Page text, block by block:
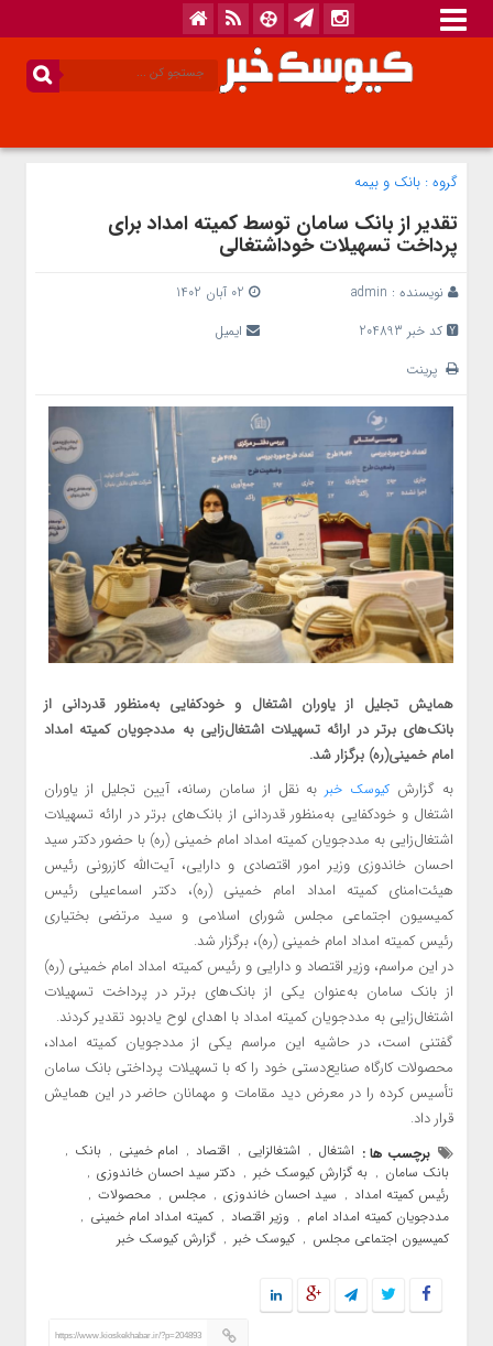
گروه : بانک‌ و بیمه
تقدیر از بانک سامان توسط کمیته امداد برای
پرداخت تسهیلات خوداشتغالی
نویسنده : admin
کد خبر 204893
ایمیل
پرینت
همایش تجلیل از یاوران اشتغال و خودکفایی به‌منظور قدردانی از
بانک‌های برتر در ارائه تسهیلات اشتغال‌زایی به مددجویان کمیته امداد
امام خمینی(ره) برگزار شد.
به گزارش کیوسک خبر به نقل از سامان رسانه، آیین تجلیل از یاوران
اشتغال و خودکفایی به‌منظور قدردانی از بانک‌های برتر در ارائه تسهیلات
اشتغال‌زایی به مددجویان کمیته امداد امام خمینی (ره) با حضور دکتر سید
احسان خاندوزی وزیر امور اقتصادی و دارایی، آیت‌الله کازرونی رئیس
هیئت‌امنای کمیته امداد امام خمینی (ره)، دکتر اسماعیلی رئیس
کمیسیون اجتماعی مجلس شورای اسلامی و سید مرتضی بختیاری
رئیس کمیته امداد امام خمینی (ره)، برگزار شد.
در این مراسم، وزیر اقتصاد و دارایی و رئیس کمیته امداد امام خمینی (ره)
از بانک سامان به‌عنوان یکی از بانک‌های برتر در پرداخت تسهیلات
اشتغال‌زایی به مددجویان کمیته امداد با اهدای لوح یادبود تقدیر کردند.
گفتنی است، در حاشیه این مراسم یکی از مددجویان کمیته امداد،
محصولات کارگاه صنایع‌دستی خود را که با تسهیلات پرداختی بانک سامان
تأسیس کرده را در معرض دید مقامات و مهمانان حاضر در این همایش
قرار داد.
برچسب ها : اشتغال , اشتغالزایی , اقتصاد , امام خمینی , بانک ,
بانک سامان , به گزارش کیوسک خبر , دکتر سید احسان خاندوزی ,
رئیس کمیته امداد , سید احسان خاندوزی , مجلس , محصولات ,
مددجویان کمیته امداد امام , وزیر اقتصاد , کمیته امداد امام خمینی ,
کمیسیون اجتماعی مجلس , کیوسک خبر , گزارش کیوسک خبر
https://www.kioskekhabar.ir/?p=204893